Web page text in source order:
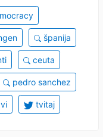
španija
ceuta
pedro sanchez
tvitaj